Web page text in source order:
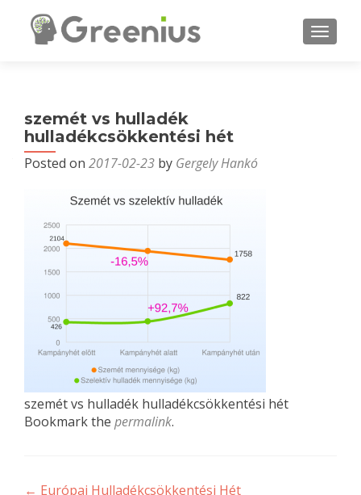
MENU
szemét vs hulladék
hulladékcsökkentési hét
Posted on 2017-02-23 by Gergely Hankó
szemét vs hulladék hulladékcsökkentési hét
Bookmark the permalink.
← Európai Hulladékcsökkentési Hét